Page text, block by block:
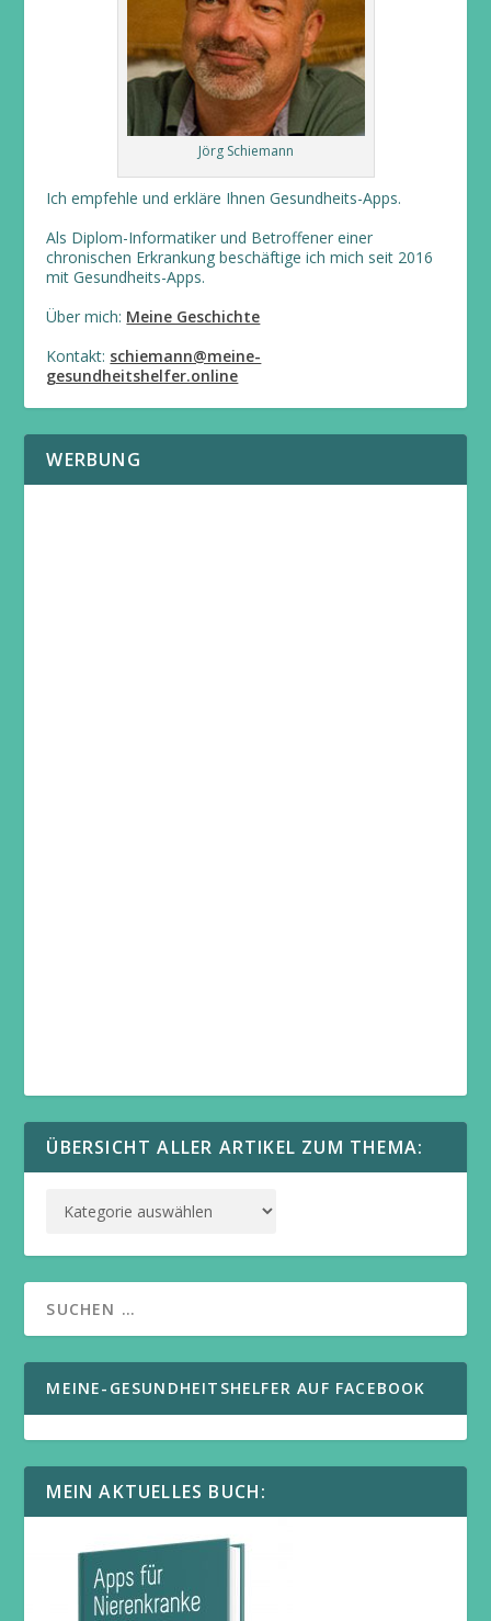
Jörg Schiemann
Ich empfehle und erkläre Ihnen Gesundheits-Apps.
Als Diplom-Informatiker und Betroffener einer
chronischen Erkrankung beschäftige ich mich seit 2016
mit Gesundheits-Apps.
Über mich: Meine Geschichte
Kontakt: schiemann@meine-
gesundheitshelfer.online
WERBUNG
ÜBERSICHT ALLER ARTIKEL ZUM THEMA:
MEINE-GESUNDHEITSHELFER AUF FACEBOOK
MEIN AKTUELLES BUCH: